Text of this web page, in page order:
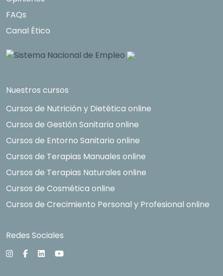
FAQs
Canal Ético
Nuestros cursos
Cursos de Nutrición y Dietética online
Cursos de Gestión Sanitaria online
Cursos de Entorno Sanitario online
Cursos de Terapias Manuales online
Cursos de Terapias Naturales online
Cursos de Cosmética online
Cursos de Crecimiento Personal y Profesional online
Redes Sociales